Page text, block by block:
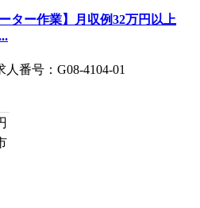
ター作業】月収例32万円以上
番号：G08-4104-01